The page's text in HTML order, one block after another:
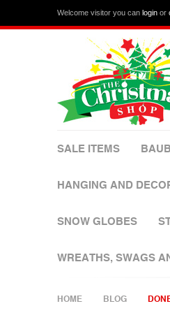
Welcome visitor you can login or
SALE ITEMS
HANGING AND
SNOW GLOBES
WREATHS, SWAGS
HOME BLOG